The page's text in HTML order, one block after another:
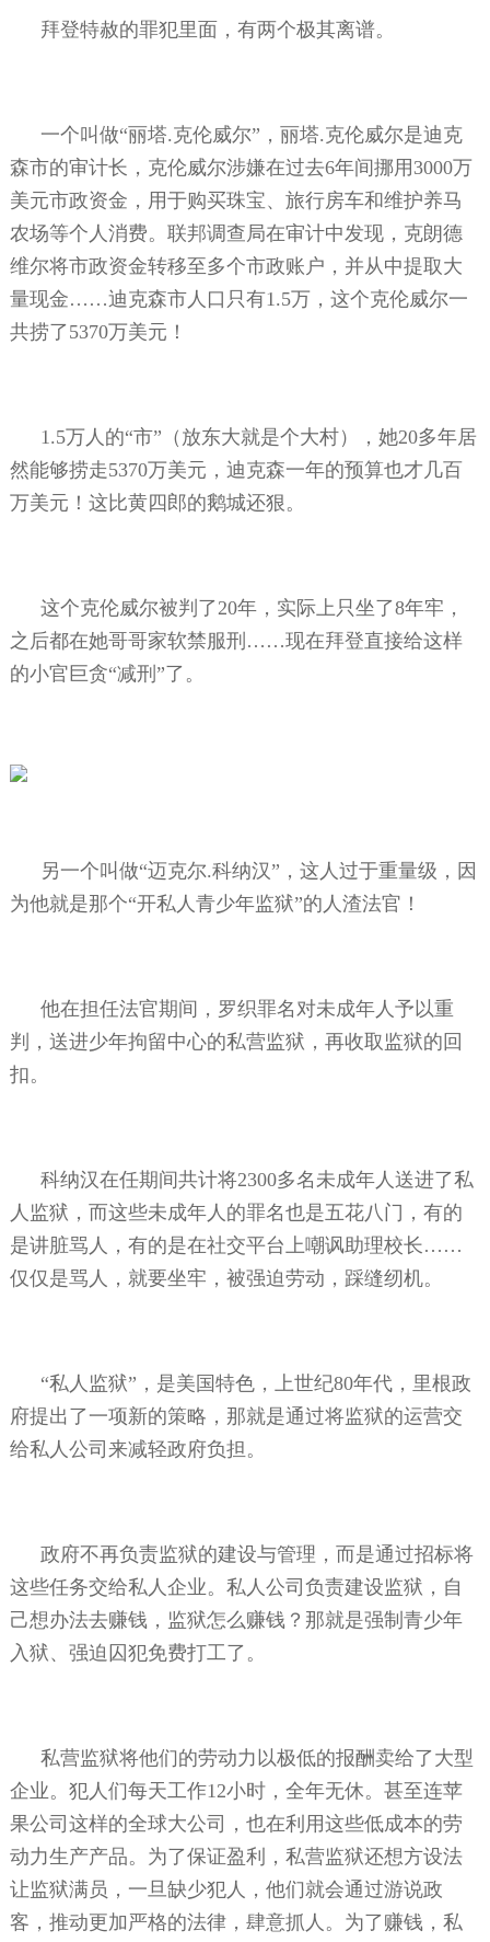
拜登特赦的罪犯里面，有两个极其离谱。
一个叫做“丽塔.克伦威尔”，丽塔.克伦威尔是迪克
森市的审计长，克伦威尔涉嫌在过去6年间挪用 3000万
美元市政资金，用于购买珠宝、旅行房车和维护养马
农场等个人消费。联邦调查局在审计中发现，克朗德
维尔将市政资金转移至多个市政账户，并从中提取大
量现金……迪克森市人口只有1.5万，这个克伦威尔一
共捞了5370万美元！
1.5万人的“市”（放东大就是个大村），她20多年居
然能够捞走5370万美元，迪克森一年的预算也才几百
万美元！这比黄四郎的鹅城还狠。
这个克伦威尔被判了20年，实际上只坐了8年牢，
之后都在她哥哥家软禁服刑……现在拜登直接给这样
的小官巨贪“减刑”了。
另一个叫做“迈克尔.科纳汉”，这人过于重量级，因
为他就是那个“开私人青少年监狱”的人渣法官！
他在担任法官期间，罗织罪名对未成年人予以重
判，送进少年拘留中心的私营监狱，再收取监狱的回
扣。
科纳汉在任期间共计将2300多名未成年人送进了私
人监狱，而这些未成年人的罪名也是五花八门，有的
是讲脏骂人，有的是在社交平台上嘲讽助理校长……
仅仅是骂人，就要坐牢，被强迫劳动，踩缝纫机。
“私人监狱”，是美国特色，上世纪80年代，里根政
府提出了一项新的策略，那就是通过将监狱的运营交
给私人公司来减轻政府负担。
政府不再负责监狱的建设与管理，而是通过招标将
这些任务交给私人企业。私人公司负责建设监狱，自
己想办法去赚钱，监狱怎么赚钱？那就是强制青少年
入狱、强迫囚犯免费打工了。
私营监狱将他们的劳动力以极低的报酬卖给了大型
企业。犯人们每天工作12小时，全年无休。甚至连苹
果公司这样的全球大公司，也在利用这些低成本的劳
动力生产产品。为了保证盈利，私营监狱还想方设法
让监狱满员，一旦缺少犯人，他们就会通过游说政
客，推动更加严格的法律，肆意抓人。为了赚钱，私